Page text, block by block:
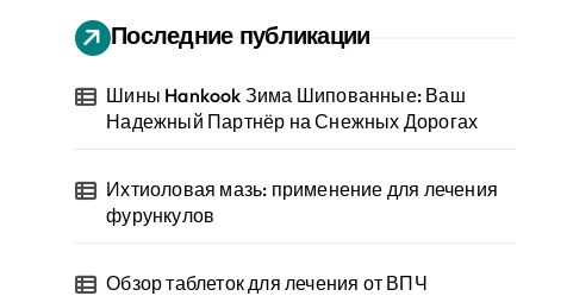
Последние публикации
Шины Hankook Зима Шипованные: Ваш
Надежный Партнёр на Снежных Дорогах
Ихтиоловая мазь: применение для лечения
фурункулов
Обзор таблеток для лечения от ВПЧ